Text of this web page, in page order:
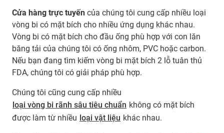
Cửa hàng trực tuyến của chúng tôi cung cấp nhiều loại
vòng bi có mặt bích cho nhiều ứng dụng khác nhau.
Vòng bi có mặt bích cho đầu ống phù hợp với con lăn
băng tải của chúng tôi có ống nhôm, PVC hoặc carbon.
Nếu bạn đang tìm kiếm vòng bi mặt bích 2 lỗ tuân thủ
FDA, chúng tôi có giải pháp phù hợp.
Chúng tôi cũng cung cấp nhiều
loại vòng bi rãnh sâu tiêu chuẩn không có mặt bích
được làm từ nhiều loại vật liệu khác nhau.